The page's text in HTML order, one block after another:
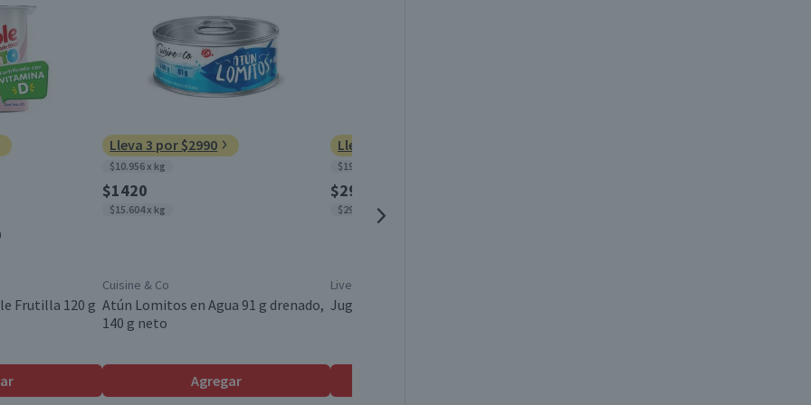
14,3
2
Doypack
Chile
Frutilla 120 g
Lleva 3 por $2990
$10.956 x kg
$1420
$15.604 x kg
Cuisine & Co
Atún Lomitos en Agua 91 g drenado,
140 g neto
Agregar
Lleva 15 por $2990
$199 x un
$290
$290 x un
Livean
Jugo en Polvo Livean Piña 7 g